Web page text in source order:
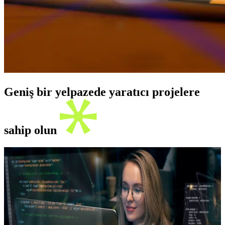
Geniş bir yelpazede yaratıcı projelere
sahip olun